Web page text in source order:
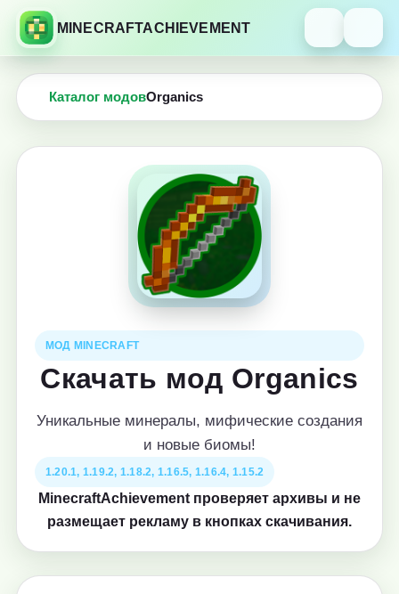
MINECRAFTACHIEVEMENT
Каталог модовOrganics
МОД MINECRAFT
Скачать мод Organics
Уникальные минералы, мифические создания
и новые биомы!
1.20.1, 1.19.2, 1.18.2, 1.16.5, 1.16.4, 1.15.2
MinecraftAchievement проверяет архивы и не
размещает рекламу в кнопках скачивания.